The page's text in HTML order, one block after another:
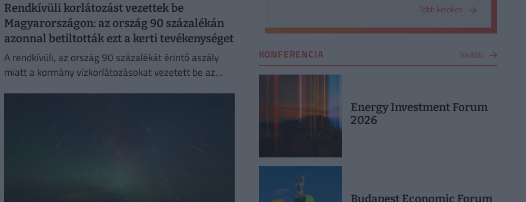
Rendkívüli korlátozást vezettek be
Magyarországon: az ország 90 százalékán
azonnal betiltották ezt a kerti tevékenységet
A rendkívüli, az ország 90 százalékát érintő aszály
miatt a kormány vízkorlátozásokat vezetett be az
költségéből számítják ki, az időközi
értékcsökkenés, avulás levonásával.
Több kisokos
KONFERENCIA Tovább
Energy Investment Forum
2026
Budapest Economic Forum